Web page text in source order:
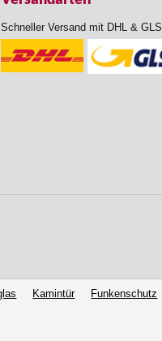
Schneller Versand mit DHL & GLS
Kamintür Funkenschutz